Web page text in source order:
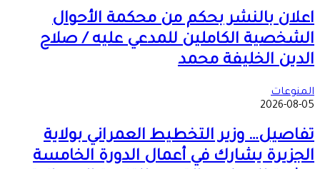
اعلان بالنشر بحكم من محكمة الأحوال
الشخصية الكاملين للمدعي عليه / صلاح
الدين الخليفة محمد
المنوعات
2026-08-05
تفاصيل… وزير التخطيط العمراني بولاية
الجزيرة يشارك في أعمال الدورة الخامسة